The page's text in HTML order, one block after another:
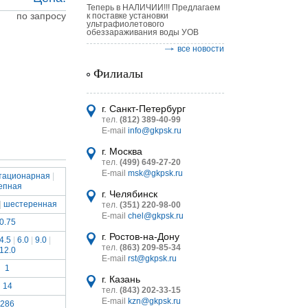
MINI
по запросу
шестеренная
0.75
4.5 6.0 9.0
12.0
1
14
286
Теперь в НАЛИЧИИ!!! Предлагаем
к поставке установки
ультрафиолетового
обеззараживания воды УОВ
все новости
Филиалы
г. Санкт-Петербург
тел. (812) 389-40-99
E-mail info@gkpsk.ru
г. Москва
тел. (499) 649-27-20
E-mail msk@gkpsk.ru
г. Челябинск
тел. (351) 220-98-00
E-mail chel@gkpsk.ru
г. Ростов-на-Дону
тел. (863) 209-85-34
E-mail rst@gkpsk.ru
г. Казань
тел. (843) 202-33-15
E-mail
kzn@gkpsk.ru